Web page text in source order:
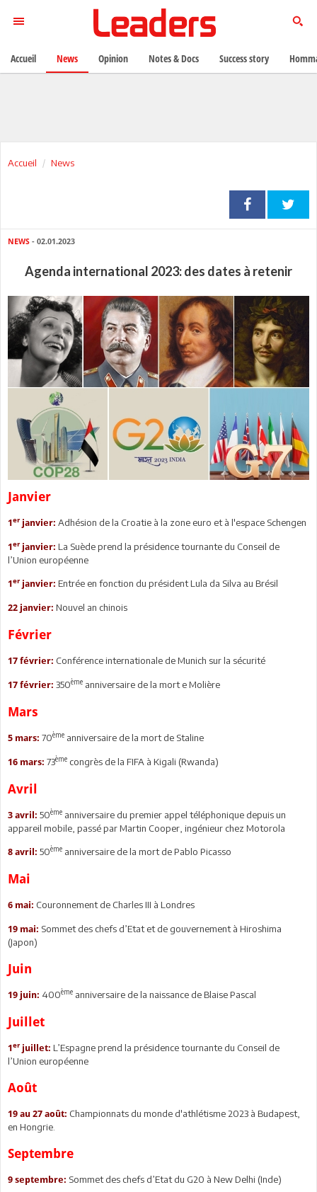
Accueil News
NEWS - 02.01.2023
Agenda international 2023: des dates à retenir
Janvier
1erjanvier: Adhésion de la Croatie à la zone euro et à l'espace Schengen
1erjanvier: La Suède prend la présidence tournante du Conseil de
l’Union européenne
1erjanvier: Entrée en fonction du président Lula da Silva au Brésil
22 janvier: Nouvel an chinois
Février
17 février: Conférence internationale de Munich sur la sécurité
17 février: 350ème anniversaire de la mort e Molière
Mars
5 mars: 70ème anniversaire de la mort de Staline
16 mars: 73ème congrès de la FIFA à Kigali (Rwanda)
Avril
3 avril: 50ème anniversaire du premier appel téléphonique depuis un
appareil mobile, passé par Martin Cooper, ingénieur chez Motorola
8 avril: 50ème anniversaire de la mort de Pablo Picasso
Mai
6 mai: Couronnement de Charles III à Londres
19 mai: Sommet des chefs d’Etat et de gouvernement à Hiroshima
(Japon)
Juin
19 juin: 400ème anniversaire de la naissance de Blaise Pascal
Juillet
1er juillet: L’Espagne prend la présidence tournante du Conseil de
l’Union européenne
Août
19 au 27 août: Championnats du monde d'athlétisme 2023 à Budapest,
en Hongrie.
Septembre
9 septembre: Sommet des chefs d’Etat du G20 à New Delhi (Inde)
Accueil News Opinion Notes & Docs Success story